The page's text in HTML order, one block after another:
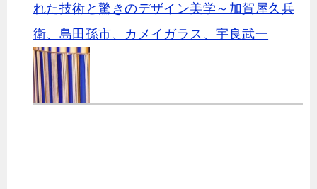
れた技術と驚きのデザイン美学～加賀屋久兵
衛、島田孫市、カメイガラス、宇良武一